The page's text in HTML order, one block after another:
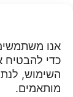
כדי להבטיח
השימוש,
מותאמים.
מדיניות פרטיות
תנאי שימוש